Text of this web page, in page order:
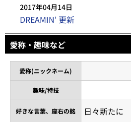
2017年04月14日
DREAMIN' 更新
愛称・趣味など
愛称(ニックネーム)
趣味/特技
好きな言葉、座右の銘 日々新たに